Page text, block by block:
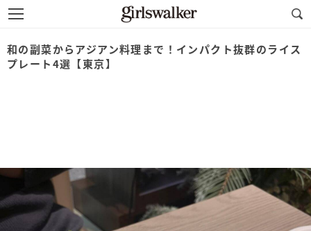
和の副菜からアジアン料理まで！インパクト抜群のライス
プレート4選【東京】